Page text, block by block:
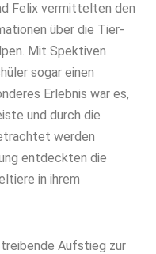
Felix vermittelten den
über die Tier-
Mit Spektiven
sogar einen
Erlebnis war es,
und durch die
werden
entdeckten die
in ihrem
Aufstieg zur